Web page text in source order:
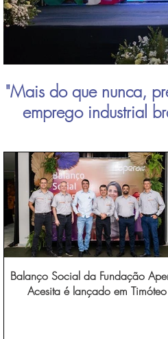
"Mais do que nunca,
emprego industrial
Balanço Social da Fundação
Acesita é lançado em Timóteo